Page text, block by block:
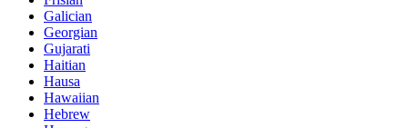
Galician
Georgian
Gujarati
Haitian
Hausa
Hawaiian
Hebrew